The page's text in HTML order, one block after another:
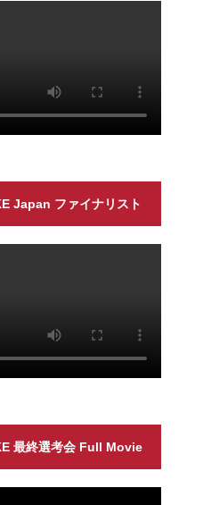
Japan ファイナリスト
最終選考会 Full Movie